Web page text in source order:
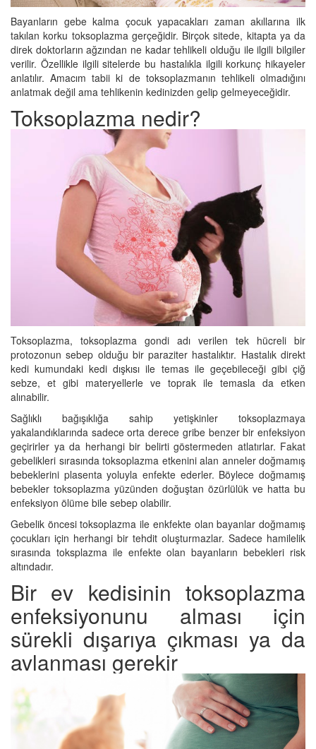
Bayanların gebe kalma çocuk yapacakları zaman akıllarına ilk
takılan korku toksoplazma gerçeğidir. Birçok sitede, kitapta ya da
direk doktorların ağzından ne kadar tehlikeli olduğu ile ilgili bilgiler
verilir. Özellikle ilgili sitelerde bu hastalıkla ilgili korkunç hikayeler
anlatılır. Amacım tabii ki de toksoplazmanın tehlikeli olmadığını
anlatmak değil ama tehlikenin kedinizden gelip gelmeyeceğidir.
Toksoplazma nedir?
Toksoplazma, toksoplazma gondi adı verilen tek hücreli bir
protozonun sebep olduğu bir paraziter hastalıktır. Hastalık direkt
kedi kumundaki kedi dışkısı ile temas ile geçebileceği gibi çiğ
sebze, et gibi materyellerle ve toprak ile temasla da etken
alınabilir.
Sağlıklı bağışıklığa sahip yetişkinler toksoplazmaya
yakalandıklarında sadece orta derece gribe benzer bir enfeksiyon
geçirirler ya da herhangi bir belirti göstermeden atlatırlar. Fakat
gebelikleri sırasında toksoplazma etkenini alan anneler doğmamış
bebeklerini plasenta yoluyla enfekte ederler. Böylece doğmamış
bebekler toksoplazma yüzünden doğuştan özürlülük ve hatta bu
enfeksiyon ölüme bile sebep olabilir.
Gebelik öncesi toksoplazma ile enkfekte olan bayanlar doğmamış
çocukları için herhangi bir tehdit oluşturmazlar. Sadece hamilelik
sırasında toksplazma ile enfekte olan bayanların bebekleri risk
altındadır.
Bir ev kedisinin toksoplazma
enfeksiyonunu alması için
sürekli dışarıya çıkması ya da
avlanması gerekir